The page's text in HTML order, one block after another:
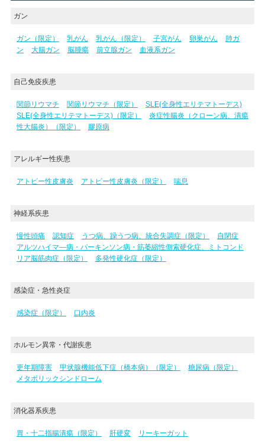
ガン
ガン（限定） 乳がん 乳がん（限定） 子宮がん 卵巣がん
肺ガ
ン
大腸ガン 脳腫瘍 前立腺ガン 血液系ガン
自己免疫疾患
関節リウマチ 関節リウマチ（限定）
SLE(全身性エリテマトーデス)
SLE(全身性エリテマトーデス)（限定）
炎症性腸炎（クローン病、潰瘍
性大腸炎）（限定）
膠原病
アレルギー性疾患
アトピー性皮膚炎 アトピー性皮膚炎（限定） 喘息
神経系疾患
慢性頭痛 認知症 うつ病、躁うつ病、統合失調症（限定）
自閉症
アルツハイマ―病・パーキンソン病・筋萎縮性側索硬化症、ミトコンド
リア脳筋肉症（限定）
多発性硬化症（限定）
感染症・急性炎症
感染症（限定） 口内炎
ホルモン異常・代謝疾患
更年期障害 甲状腺機能低下症（橋本病）（限定）
糖尿病（限定）
メタボリックシンドローム
消化器系疾患
胃・十二指腸潰瘍（限定） 肝硬変 リーキーガット